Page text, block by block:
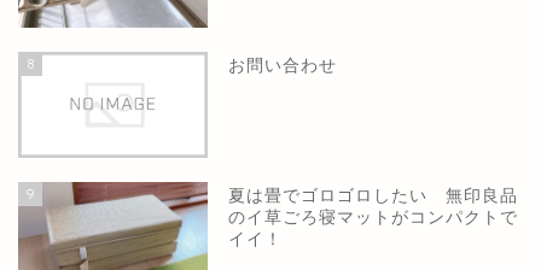
8 お問い合わせ
9
夏は畳でゴロゴロしたい 無印良品
のイ草ごろ寝マットがコンパクトで
イイ！